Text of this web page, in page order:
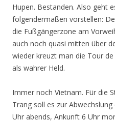
Hupen. Bestanden. Also geht
folgendermaßen vorstellen:
die Fußgängerzone am
auch noch quasi mitten über
wieder kreuzt man die Tour
als wahrer Held.
Immer noch Vietnam. Für die
Trang soll es zur
Uhr abends, Ankunft 6 Uhr